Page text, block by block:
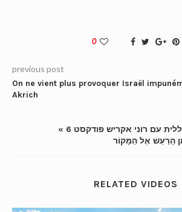
0
previous post
On ne vient plus provoquer Israël
Akrich
« מבוא לפילוסופיה הכללית עם רוני אקריש פודקסט 6
הָרַעַשׁ אֶל הַמָּקוֹר
RELATED VIDEOS